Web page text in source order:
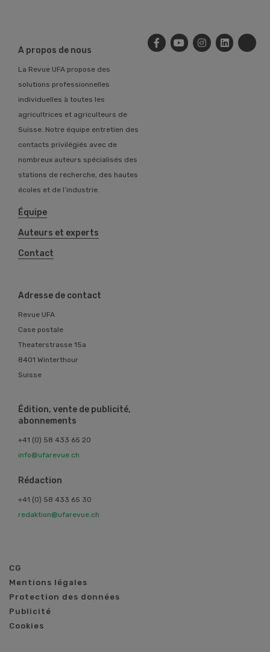
A propos de nous
La Revue UFA propose des
solutions professionnelles
individuelles à toutes les
agricultrices et agriculteurs de
Suisse. Notre équipe entretien des
contacts privilégiés avec de
nombreux auteurs spécialisés des
stations de recherche, des hautes
écoles et de l’industrie.
Équipe
Auteurs et experts
Contact
Adresse de contact
Revue UFA
Case postale
Theaterstrasse 15a
8401 Winterthour
Suisse
Édition, vente de publicité,
abonnements
+41 (0) 58 433 65 20
info@ufarevue.ch
Rédaction
+41 (0) 58 433 65 30
redaktion@ufarevue.ch
CG
Mentions légales
Protection des données
Publicité
Cookies